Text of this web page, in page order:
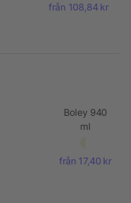
från 108,84 kr
Boley 940
ml
från 17,40 kr